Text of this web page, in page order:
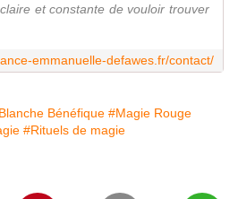
et constante de vouloir trouver
emmanuelle-defawes.fr/contact/
Bénéfique #Magie Rouge
#Rituels de magie